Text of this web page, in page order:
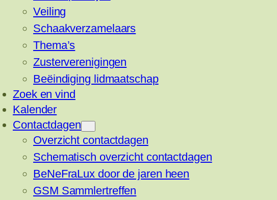
Veiling
Schaakverzamelaars
Thema’s
Zusterverenigingen
Beëindiging lidmaatschap
Zoek en vind
Kalender
Contactdagen
Overzicht contactdagen
Schematisch overzicht contactdagen
BeNeFraLux door de jaren heen
GSM Sammlertreffen